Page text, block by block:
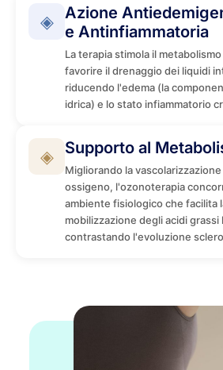
◈
Azione
e Antinfiammatoria
La terapia stimola il
favorire il drenaggio dei liquidi
riducendo l'edema (la
idrica) e lo stato infiammatorio
◈ Supporto al
Migliorando la
ossigeno, l'ozonoterapia
ambiente fisiologico che facilita
mobilizzazione degli acidi grassi
contrastando l'evoluzione